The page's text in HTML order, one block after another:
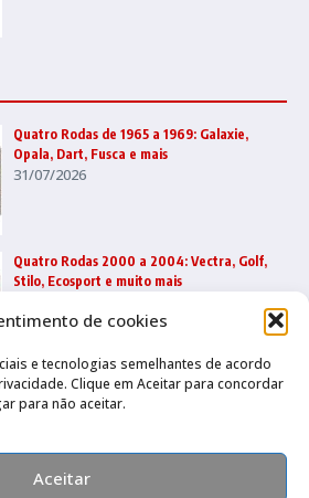
de cookies
e tecnologias semelhantes de acordo
Clique em Aceitar para concordar
para não aceitar.
Aceitar
Quatro Rodas de 1965 a 1969: Galaxie,
Opala, Dart, Fusca e mais
31/07/2026
Quatro Rodas 2000 a 2004: Vectra, Golf,
Stilo, Ecosport e muito mais
Quatro Rodas 1995 a 1999: Ka, Marea,
grandes esportivos e mais